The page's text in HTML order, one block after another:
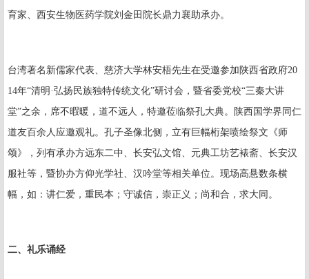
育家、西安生物医药学院刘金田院长鼎力襄助承办。
台湾著名新儒家代表、慈济大学林安梧先生在受邀参加陕西省政府20
14年“清明·弘扬民族独特传统文化”研讨会，暨省委党校“三秦大讲
堂”之余，席不暇暖，道不远人，特邀莅临祭孔大典。陕西国学界同仁
道友百余人应邀观礼。孔子圣像北侧，立有巨幅桁架喷绘祭文《师
颂》，列有承办方远东二中、长安弘文馆、元典工坊艺裱斋、长安汉
服社等，暨协办方仰光学社、汉吟堂等相关单位。现场高悬数条横
幅，如：讲仁爱，重民本；守诚信，崇正义；尚和合，求大同。
二、礼乐诵经